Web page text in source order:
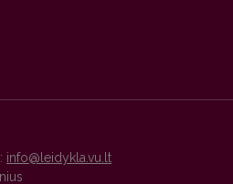
info@leidykla.vu.lt